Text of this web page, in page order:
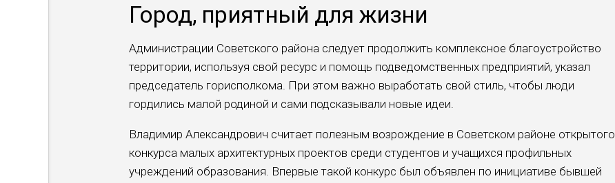
Город, приятный для жизни
Администрации Советского района следует продолжить комплексное благоустройство
территории, используя свой ресурс и помощь подведомственных предприятий, указал
председатель горисполкома. При этом важно выработать свой стиль, чтобы люди
гордились малой родиной и сами подсказывали новые идеи.
Владимир Александрович считает полезным возрождение в Советском районе открытого
конкурса малых архитектурных проектов среди студентов и учащихся профильных
учреждений образования. Впервые такой конкурс был объявлен по инициативе бывшей